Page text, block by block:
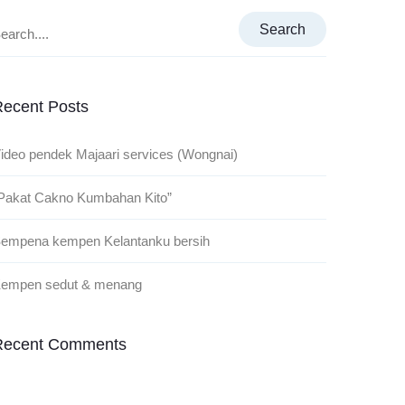
Search
Posts
pendek Majaari services (Wongnai)
Cakno Kumbahan Kito”
kempen Kelantanku bersih
sedut & menang
Comments